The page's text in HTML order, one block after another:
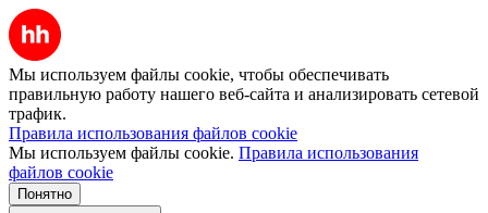
Мы используем файлы cookie, чтобы обеспечивать
правильную работу нашего веб-сайта и анализировать сетевой
трафик.
Правила использования файлов cookie
Мы используем файлы cookie. Правила использования
файлов cookie
Понятно